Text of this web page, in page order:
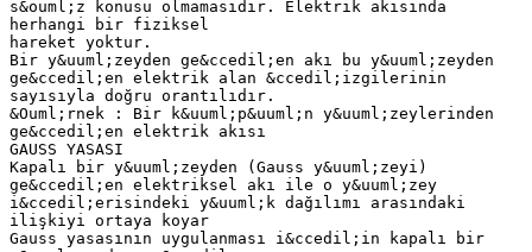
s&ouml;z konusu olmamasıdır. Elektrik akısında
herhangi bir fiziksel
hareket yoktur.
Bir y&uuml;zeyden ge&ccedil;en akı bu y&uuml;zeyden
ge&ccedil;en elektrik alan &ccedil;izgilerinin
sayısıyla doğru orantılıdır.
&Ouml;rnek : Bir k&uuml;p&uuml;n y&uuml;zeylerinden
ge&ccedil;en elektrik akısı
GAUSS YASASI
Kapalı bir y&uuml;zeyden (Gauss y&uuml;zeyi)
ge&ccedil;en elektriksel akı ile o y&uuml;zey
i&ccedil;erisindeki y&uuml;k dağılımı arasındaki
ilişkiyi ortaya koyar
Gauss yasasının uygulanması i&ccedil;in kapalı bir